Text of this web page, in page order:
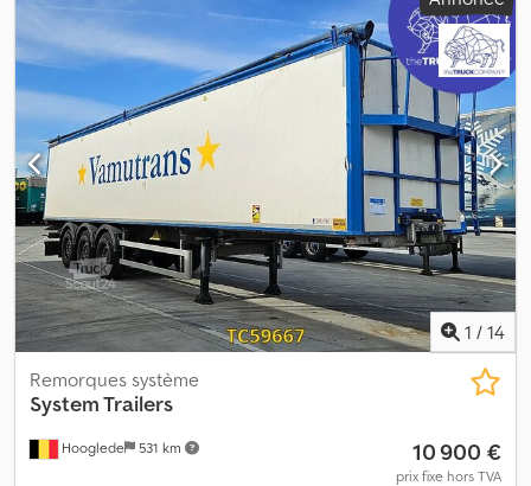
Essieu arrière 1 : jantes aluminium ; essieu relevable ; profil pneu
gauche : 12 mm ; profil pneu droit : 12 mm Essieu arrière 2 : jantes
aluminium ; profil pneu gauche : 5 mm ; suspension : suspension
pneumatique Essieu arrière 3 : profil pneu gauche : 12 mm ; profil
pneu droit : 12 mm ; suspension : suspension pneumatique Poids
Poids à vide : 8 320 kg Charge utile : 30 680 kg PTAC : 39 000 kg
Dedpfszrbriex Af Rock État Dommages : aucun
1 / 14
Hooglede 531 km
Remorques système
System Trailers
10 900 €
prix fixe hors TVA